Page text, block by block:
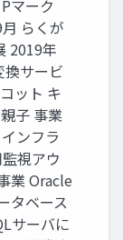
マーク
らくが
2019年
サービ
ット キ
子 事業
ンフラ
視アウ
業 Oracle
タベース
サーバに